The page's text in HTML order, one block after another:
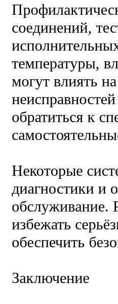
соединений,
температуры,
могут влиять
обратиться к
Некоторые
диагностики и
обслуживание.
избежать
обеспечить
Заключение